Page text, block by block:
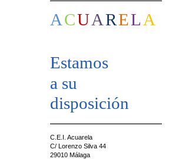
ACUAREL A
Estamos
a su
disposición
C.E.I. Acuarela
C/ Lorenzo Silva 44
29010 Málaga